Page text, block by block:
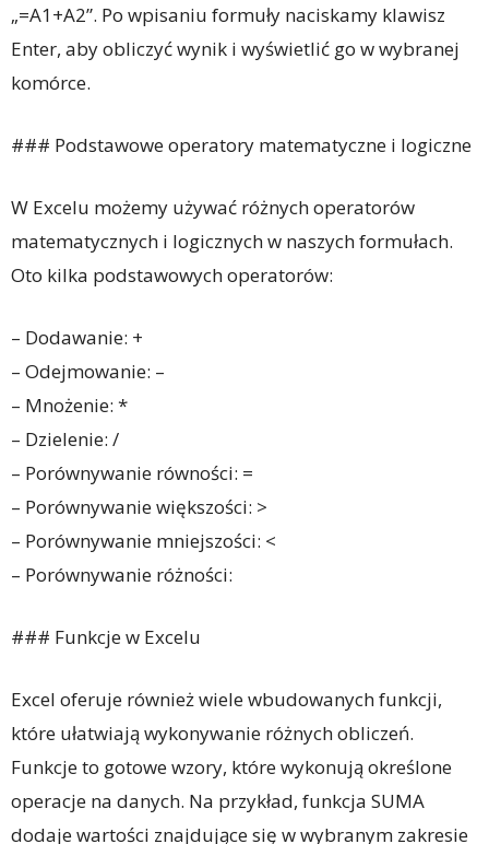
„=A1+A2”. Po wpisaniu formuły naciskamy klawisz
Enter, aby obliczyć wynik i wyświetlić go w wybranej
komórce.
### Podstawowe operatory matematyczne i logiczne
W Excelu możemy używać różnych operatorów
matematycznych i logicznych w naszych formułach.
Oto kilka podstawowych operatorów:
– Dodawanie: +
– Odejmowanie: –
– Mnożenie: *
– Dzielenie: /
– Porównywanie równości: =
– Porównywanie większości: >
– Porównywanie mniejszości: <
– Porównywanie różności:
### Funkcje w Excelu
Excel oferuje również wiele wbudowanych funkcji,
które ułatwiają wykonywanie różnych obliczeń.
Funkcje to gotowe wzory, które wykonują określone
operacje na danych. Na przykład, funkcja SUMA
dodaje wartości znajdujące się w wybranym zakresie